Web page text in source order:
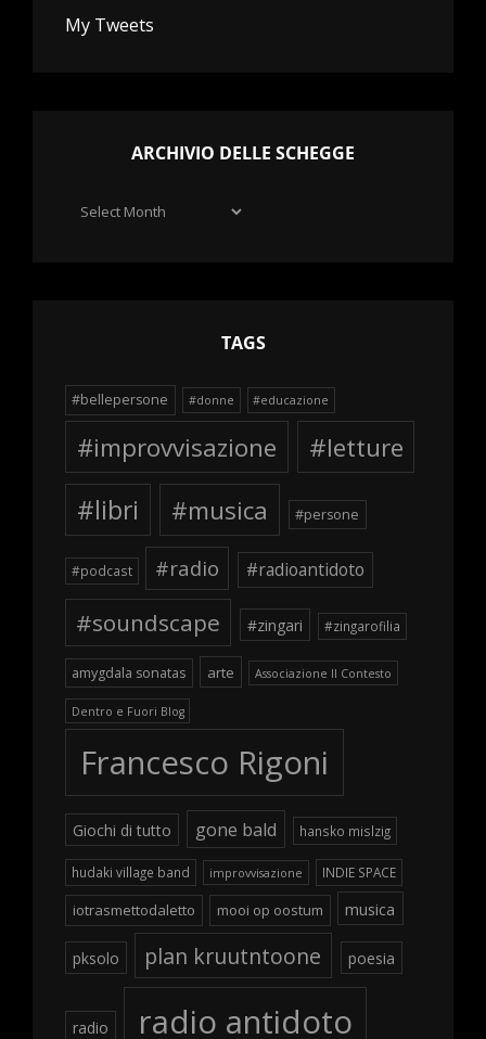
My Tweets
ARCHIVIO DELLE SCHEGGE
Archivio
TAGS
#bellepersone #donne #educazione
#improvvisazione
#letture
#libri
#musica #persone
#podcast #radio #radioantidoto
#soundscape #zingari #zingarofilia
amygdala sonatas arte Associazione Il Contesto
Dentro e Fuori Blog
Francesco Rigoni
Giochi di tutto gone bald hansko mislzig
hudaki village band improvvisazione INDIE SPACE
iotrasmettodaletto mooi op oostum musica
pksolo plan kruutntoone poesia
radio radio antidoto